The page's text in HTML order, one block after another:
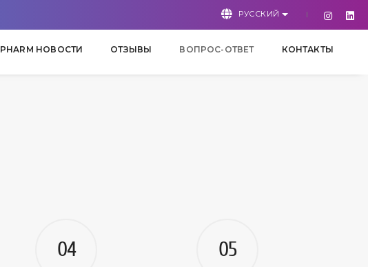
РУССКИЙ
PHARM НОВОСТИ ОТЗЫВЫ ВОПРОС-ОТВЕТ КОНТАКТЫ
04 05